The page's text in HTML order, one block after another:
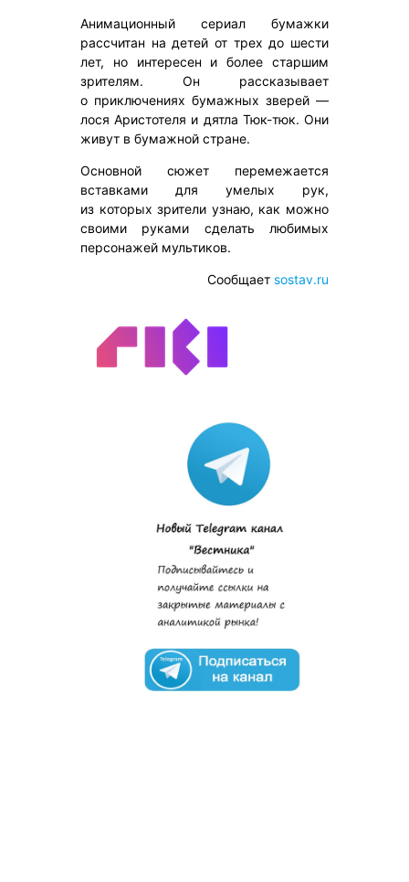
Анимационный сериал бумажки
рассчитан на детей от трех до шести
лет, но интересен и более старшим
зрителям. Он рассказывает
о приключениях бумажных зверей —
лося Аристотеля и дятла Тюк-тюк. Они
живут в бумажной стране.
Основной сюжет перемежается
вставками для умелых рук,
из которых зрители узнаю, как можно
своими руками сделать любимых
персонажей мультиков.
Сообщает sostav.ru